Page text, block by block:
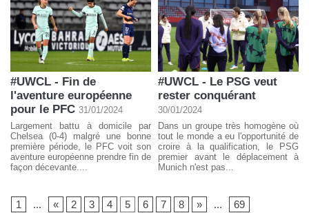
#UWCL - Fin de
l'aventure européenne
pour le PFC 31/01/2024
Largement battu à domicile par
Chelsea (0-4) malgré une bonne
première période, le PFC voit son
aventure européenne prendre fin de
façon décevante....
#UWCL - Le PSG veut
rester conquérant
30/01/2024
Dans un groupe très homogène où
tout le monde a eu l'opportunité de
croire à la qualification, le PSG
premier avant le déplacement à
Munich n'est pas...
1 ... « 2 3 4 5 6 7 8 » ... 69